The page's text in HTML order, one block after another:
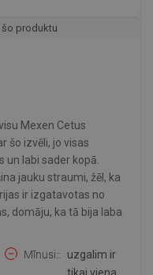
produktu
Mexen Cetus
šo izvēli, jo visas
labi sader kopā.
jauku straumi, žēl, ka
ir izgatavotas no
domāju, ka tā bija laba
Mīnusi:
uzgalim ir